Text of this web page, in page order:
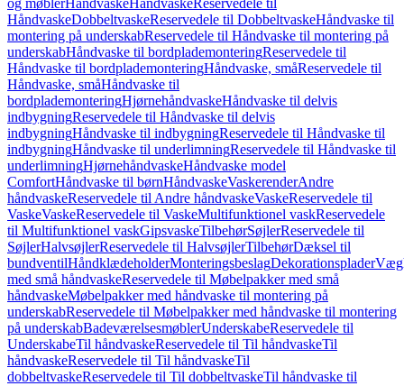
og møblerHåndvaskeHåndvaskeReservedele til
HåndvaskeDobbeltvaskeReservedele til DobbeltvaskeHåndvaske til
montering på underskabReservedele til Håndvaske til montering på
underskabHåndvaske til bordplademonteringReservedele til
Håndvaske til bordplademonteringHåndvaske, småReservedele til
Håndvaske, småHåndvaske til
bordplademonteringHjørnehåndvaskeHåndvaske til delvis
indbygningReservedele til Håndvaske til delvis
indbygningHåndvaske til indbygningReservedele til Håndvaske til
indbygningHåndvaske til underlimningReservedele til Håndvaske til
underlimningHjørnehåndvaskeHåndvaske model
ComfortHåndvaske til børnHåndvaskeVaskerenderAndre
håndvaskeReservedele til Andre håndvaskeVaskeReservedele til
VaskeVaskeReservedele til VaskeMultifunktionel vaskReservedele
til Multifunktionel vaskGipsvaskeTilbehørSøjlerReservedele til
SøjlerHalvsøjlerReservedele til HalvsøjlerTilbehørDæksel til
bundventilHåndklædeholderMonteringsbeslagDekorationsplader
med små håndvaskeReservedele til Møbelpakker med små
håndvaskeMøbelpakker med håndvaske til montering på
underskabReservedele til Møbelpakker med håndvaske til montering
på underskabBadeværelsesmøblerUnderskabeReservedele til
UnderskabeTil håndvaskeReservedele til Til håndvaskeTil
håndvaskeReservedele til Til håndvaskeTil
dobbeltvaskeReservedele til Til dobbeltvaskeTil håndvaske til